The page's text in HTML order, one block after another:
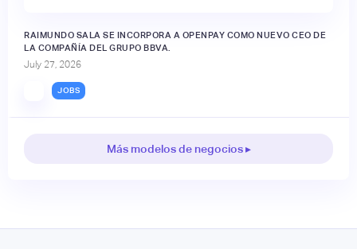
RAIMUNDO SALA SE INCORPORA A OPENPAY COMO NUEVO CEO DE
LA COMPAÑÍA DEL GRUPO BBVA.
July 27, 2026
JOBS
Más modelos de negocios ▸